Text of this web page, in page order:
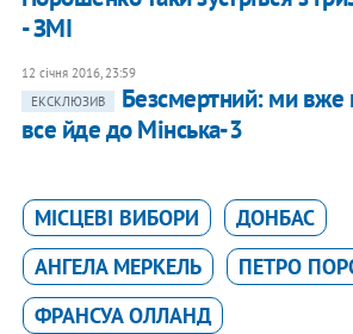
- ЗМІ
12 січня 2016, 23:59
ЕКСКЛЮЗИВ
Безсмертний: ми вже
все йде до Мінська-3
МІСЦЕВІ ВИБОРИ
ДОНБАС
АНГЕЛА МЕРКЕЛЬ
ПЕТРО
ФРАНСУА ОЛЛАНД